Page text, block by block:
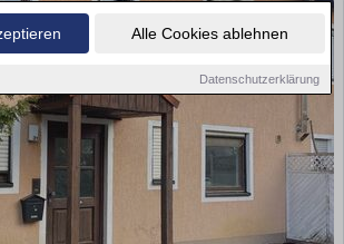
Alle Cookies ablehnen
Datenschutzerklärung